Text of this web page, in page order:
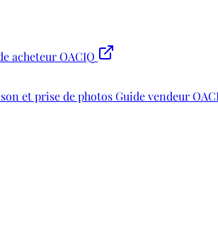
acheteur OACIQ
et prise de photosGuide vendeur